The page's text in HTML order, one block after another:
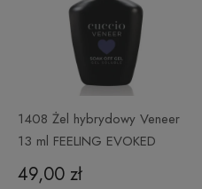
1408 Żel hybrydowy Veneer
13 ml FEELING EVOKED
49,00 zł